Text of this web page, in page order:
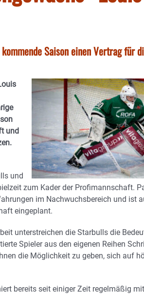
Saison einen Vertrag für
und
und
zum Kader der Profimannschaft.
im Nachwuchsbereich und ist
eingeplant.
unterstreichen die Starbulls die
Spieler aus den eigenen Reihen
die Möglichkeit zu geben, sich auf
bereits seit einiger Zeit regelmäßig